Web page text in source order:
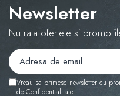
Newsletter
Nu rata ofertele si
Vreau sa primesc newsletter cu
de Confidentialitate